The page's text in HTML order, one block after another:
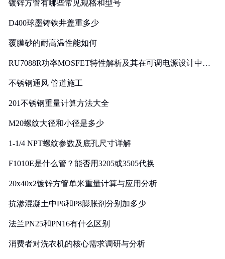
镀锌方管有哪些常见规格和型号
D400球墨铸铁井盖重多少
覆膜砂的耐高温性能如何
RU7088R功率MOSFET特性解析及其在可调电源设计中的
不锈钢通风 管道施工
201不锈钢重量计算方法大全
M20螺纹大径和小径是多少
1-1/4 NPT螺纹参数及底孔尺寸详解
F1010E是什么管？能否用3205或3505代换
20x40x2镀锌方管单米重量计算与应用分析
抗渗混凝土中P6和P8膨胀剂分别加多少
法兰PN25和PN16有什么区别
消费者对洗衣机的核心需求调研与分析